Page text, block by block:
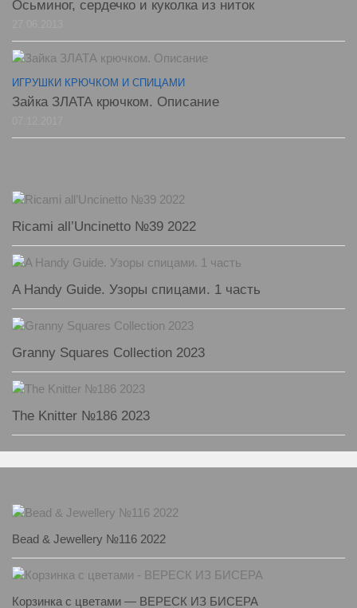
Осьминог, сердечко и куколка из ниток
ИГРУШКИ КРЮЧКОМ И СПИЦАМИ
Зайка ЗЛАТА крючком. Описание
Ricami all’Uncinetto №39 2022
A Handy Guide. Узоры спицами. 1 часть
Granny Squares Collection 2023
The Knitter №186 2023
Bead & Jewellery №116 2022
Корзинка с цветами — ВЕРЕСК ИЗ БИСЕРА